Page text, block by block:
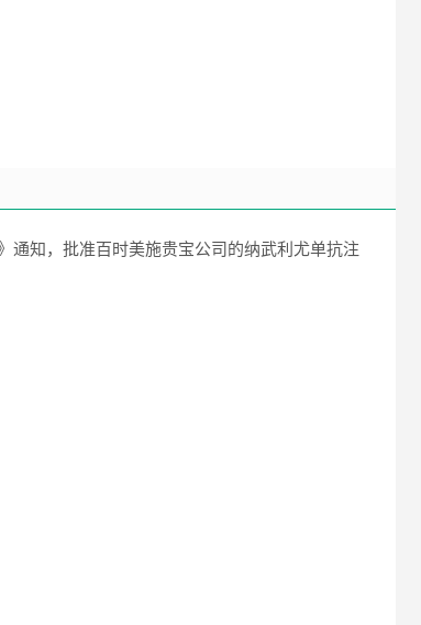
知，批准百时美施贵宝公司的纳武利尤单抗注